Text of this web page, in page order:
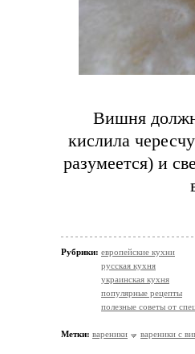
Вишня
кислила
разумеется) и
Рубрики: европейские кухни
русская кухня
украинская кухня
популярные рецепты
полезные советы от
Метки: вареники вареники с